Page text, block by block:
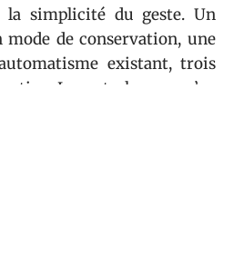
la simplicité du geste. Un
de conservation, une
existant, trois
Le reste, le corps s’en